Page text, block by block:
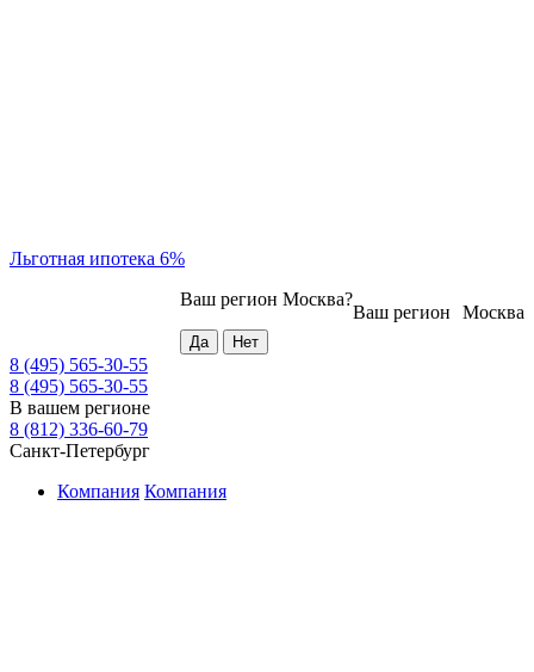
Льготная ипотека 6%
Москва
Ваш регион
Ваш регион Москва?
8 (495) 565-30-55
8 (495) 565-30-55
В вашем регионе
8 (812) 336-60-79
Санкт-Петербург
Компания Компания